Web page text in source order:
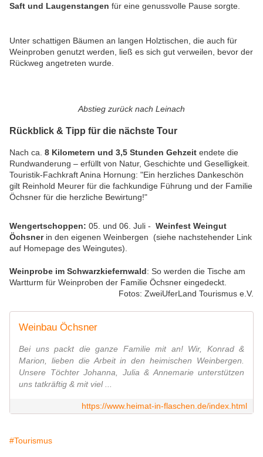
Saft und Laugenstangen für eine genussvolle Pause sorgte.
Unter schattigen Bäumen an langen Holztischen, die auch für
Weinproben genutzt werden, ließ es sich gut verweilen, bevor der
Rückweg angetreten wurde.
Abstieg zurück nach Leinach
Rückblick & Tipp für die nächste Tour
Nach ca. 8 Kilometern und 3,5 Stunden Gehzeit endete die
Rundwanderung – erfüllt von Natur, Geschichte und Geselligkeit.
Touristik-Fachkraft Anina Hornung: "Ein herzliches Dankeschön
gilt Reinhold Meurer für die fachkundige Führung und der Familie
Öchsner für die herzliche Bewirtung!"
Wengertschoppen: 05. und 06. Juli - Weinfest Weingut
Öchsnerin den eigenen Weinbergen (siehe nachstehender Link
auf Homepage des Weingutes).
Weinprobe im Schwarzkiefernwald: So werden die Tische am
Wartturm für Weinproben der Familie Öchsner eingedeckt.
Fotos: ZweiUferLand Tourismus e.V.
Weinbau Öchsner
Bei uns packt die ganze Familie mit an! Wir, Konrad &
Marion, lieben die Arbeit in den heimischen Weinbergen.
Unsere Töchter Johanna, Julia & Annemarie unterstützen
uns tatkräftig & mit viel ...
https://www.heimat-in-flaschen.de/index.html
#Tourismus